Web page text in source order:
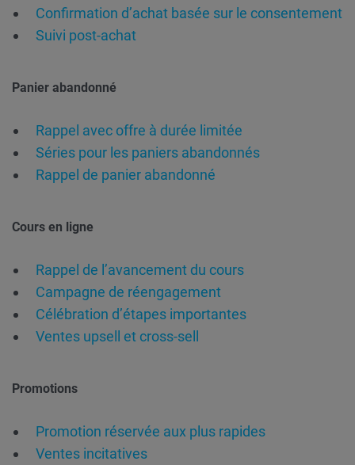
Confirmation d’achat basée sur le consentement
Suivi post-achat
Panier abandonné
Rappel avec offre à durée limitée
Séries pour les paniers abandonnés
Rappel de panier abandonné
Cours en ligne
Rappel de l’avancement du cours
Campagne de réengagement
Célébration d’étapes importantes
Ventes upsell et cross-sell
Promotions
Promotion réservée aux plus rapides
Ventes incitatives